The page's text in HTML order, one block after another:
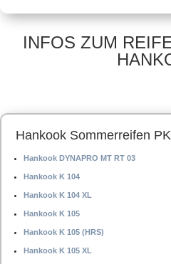
R16 115R –
Sommerreifen
R17
INFOS ZUM
Hankook Sommerreifen
Hankook DYNAPRO MT RT 03
Hankook K 104
Hankook K 104 XL
Hankook K 105
Hankook K 105 (HRS)
Hankook K 105 XL